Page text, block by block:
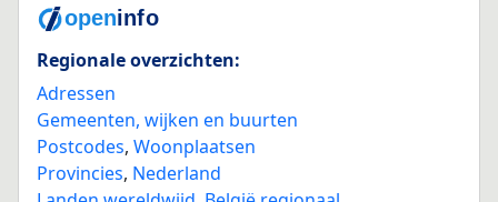
Regionale overzichten:
Adressen
Gemeenten, wijken en buurten
Postcodes, Woonplaatsen
Provincies, Nederland